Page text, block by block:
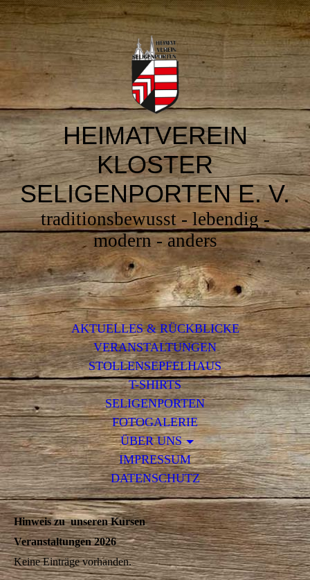
HEIMATVEREIN
KLOSTER
SELIGENPORTEN E. V.
traditionsbewusst - lebendig -
modern - anders
AKTUELLES & RÜCKBLICKE
VERANSTALTUNGEN
STOLLENSEPFELHAUS
T-SHIRTS
SELIGENPORTEN
FOTOGALERIE
ÜBER UNS
IMPRESSUM
DATENSCHUTZ
Hinweis zu unseren Kursen
Veranstaltungen 2026
Keine Einträge vorhanden.